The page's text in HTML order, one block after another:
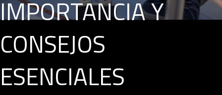
IMPORTANCIA Y
CONSEJOS
ESENCIALES